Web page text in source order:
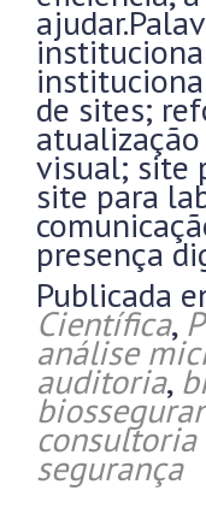
de sites;
visual; site
site para
presença
Publicada
Científica,
análise
auditoria,
segurança